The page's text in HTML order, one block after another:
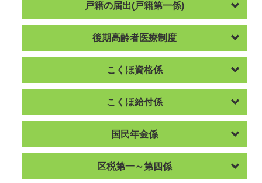
戸籍の届出(戸籍第一係)
後期高齢者医療制度
こくほ資格係
こくほ給付係
国民年金係
区税第一～第四係